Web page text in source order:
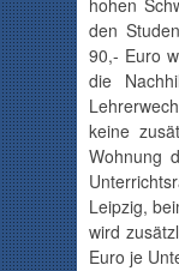
hohen
den
90,- Euro
die
keine
Wohnung
Leipzig,
wird
Euro je